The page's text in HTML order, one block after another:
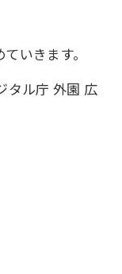
いきます。
タル庁 外園 広